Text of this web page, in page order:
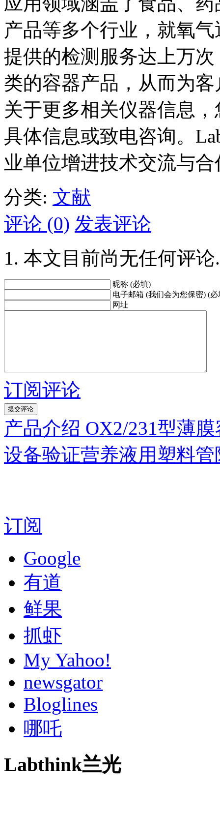
产品等多个行业，就氧
提供的检测服务达上万
类的容器产品，从而为
关于更多相关仪器信息
具体信息或致电咨询。
业单位增进技术交流与
分类: 文献
评论 (0) 发表评论
本文目前尚无任何评论.
昵称 (必填)
电子邮箱 (我们会为您保密) (必
网址
订阅评论
产品介绍 OX2/231型薄
设备验证营养液用塑料
订阅
Google
有道
鲜果
抓虾
My Yahoo!
newsgator
Bloglines
哪吒
Labthink兰光